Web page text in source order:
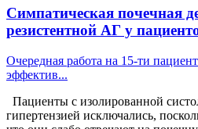
Симпатическая почечная
резистентной АГ у
Очередная работа на 15-ти
эффектив...
Пациенты с изолированной
гипертензией исключались,